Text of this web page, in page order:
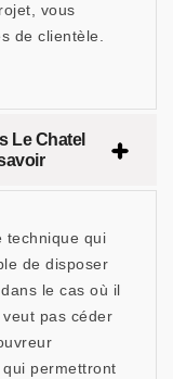
vous
de clientèle.
Le Chatel
technique qui
de disposer
le cas où il
veut pas céder
permettront